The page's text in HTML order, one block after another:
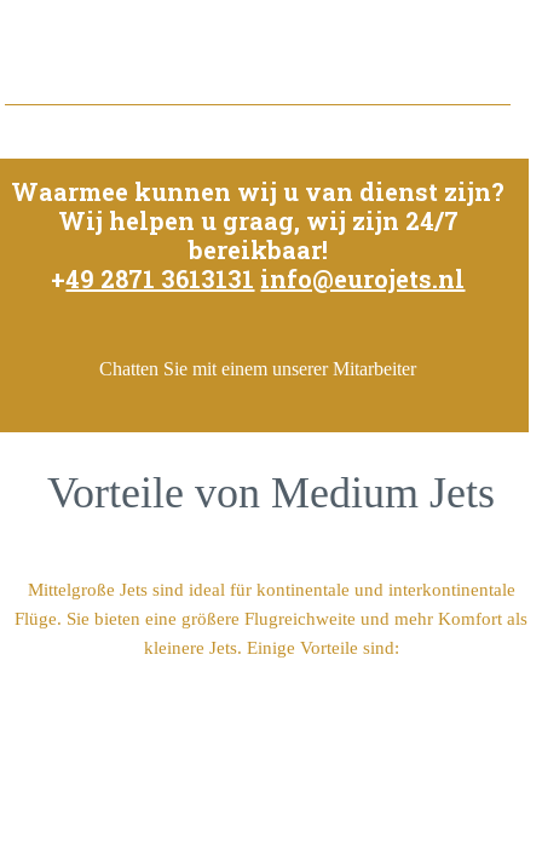
Waarmee kunnen wij u van dienst zijn?
Wij helpen u graag, wij zijn 24/7
bereikbaar!
+49 2871 3613131 info@eurojets.nl
Chatten Sie mit einem unserer Mitarbeiter
Vorteile von Medium Jets
Mittelgroße Jets sind ideal für kontinentale und interkontinentale
Flüge. Sie bieten eine größere Flugreichweite und mehr Komfort als
kleinere Jets. Einige Vorteile sind: